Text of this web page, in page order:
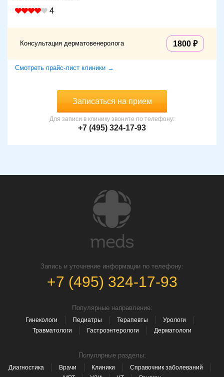
4
Консультация дерматовенеролога 1800
Смотреть прайс-лист клиники →
Записаться на прием
Для записи в клинику звоните по телефону:
+7 (495) 324-17-93
Запись и уточнение информации по телефону:
+7 (495) 324-17-93
Популярные направление:
Гинекологи Педиатры Терапевты
Урологи
Травматологи
Гастроэнтерологи Дерматологи
Популярные разделы:
Диагностика Врачи Клиники
Справочник заболеваний